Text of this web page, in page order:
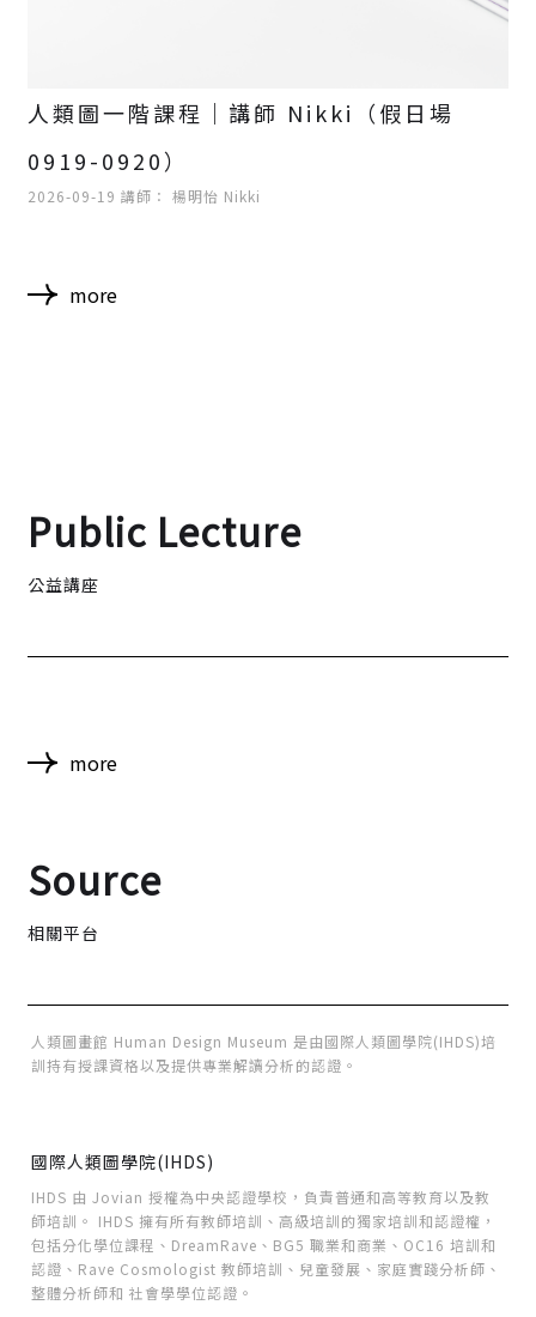
人類圖一階課程｜講師 Nikki（假日場
0919-0920）
2026-09-19 講師： 楊明怡 Nikki
more
Public Lecture
公益講座
more
Source
相關平台
人類圖畫館 Human Design Museum 是由國際人類圖學院(IHDS)培
訓持有授課資格以及提供專業解讀分析的認證。
國際人類圖學院(IHDS)
IHDS 由 Jovian 授權為中央認證學校，負責普通和高等教育以及教
師培訓。 IHDS 擁有所有教師培訓、高級培訓的獨家培訓和認證權，
包括分化學位課程、DreamRave、BG5 職業和商業、OC16 培訓和
認證、Rave Cosmologist 教師培訓、兒童發展、家庭實踐分析師、
整體分析師和 社會學學位認證。